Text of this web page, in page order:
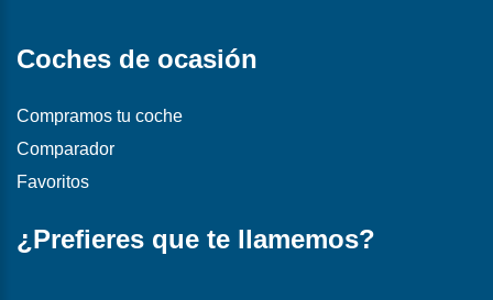
Coches de ocasión
Compramos tu coche
Comparador
Favoritos
¿Prefieres que te llamemos?